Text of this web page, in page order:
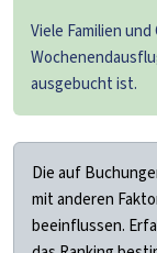
Viele Familien
ausgebucht ist.
Die auf
mit anderen
beeinflussen.